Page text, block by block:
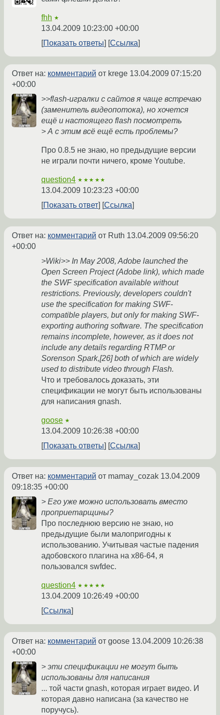
fhh ★
13.04.2009 10:23:00 +00:00
Показать ответы
Ссылка
Ответ на: комментарий от krege 13.04.2009 07:15:20
+00:00
>>flash-игралки с сайтов я чаще встречаю
(заменитель видеопотока), но хочется
ещё и настоящего flash посмотреть
> А с этим всё ещё есть проблемы?
Про 0.8.5 не знаю, но предыдущие версии
не играли почти ничего, кроме Youtube.
question4 ★★★★★
13.04.2009 10:23:23 +00:00
Показать ответ
Ссылка
Ответ на: комментарий от Ruth 13.04.2009 09:56:20
+00:00
>Wiki>> In May 2008, Adobe launched the
Open Screen Project (Adobe link), which made
the SWF specification available without
restrictions. Previously, developers couldn't
use the specification for making SWF-
compatible players, but only for making SWF-
exporting authoring software. The specification
remains incomplete, however, as it does not
include any details regarding RTMP or
Sorenson Spark,[26] both of which are widely
used to distribute video through Flash.
Что и требовалось доказать, эти
спецификации не могут быть использованы
для написания gnash.
goose ★
13.04.2009 10:26:38 +00:00
Показать ответы
Ссылка
Ответ на: комментарий от mamay_cozak 13.04.2009
09:18:35 +00:00
> Его уже можно использовать вместо
проприетарщины?
Про последнюю версию не знаю, но
предыдущие были малопригодны к
использованию. Учитывая частые падения
адобовского плагина на х86-64, я
пользовался swfdec.
question4 ★★★★★
13.04.2009 10:26:49 +00:00
Ссылка
Ответ на: комментарий от goose 13.04.2009 10:26:38
+00:00
> эти спецификации не могут быть
использованы для написания
... той части gnash, которая играет видео. И
которая давно написана (за качество не
поручусь).